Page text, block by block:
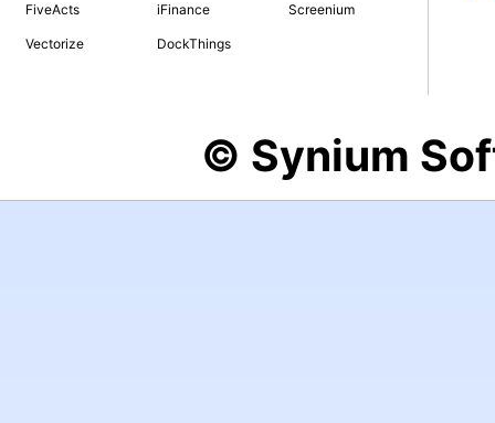
FiveActs iFinance Screenium
Vectorize DockThings
© Synium